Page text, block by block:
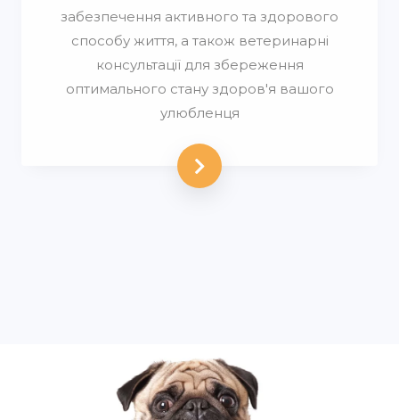
забезпечення активного та здорового
способу життя, а також ветеринарні
консультації для збереження
оптимального стану здоров'я вашого
улюбленця